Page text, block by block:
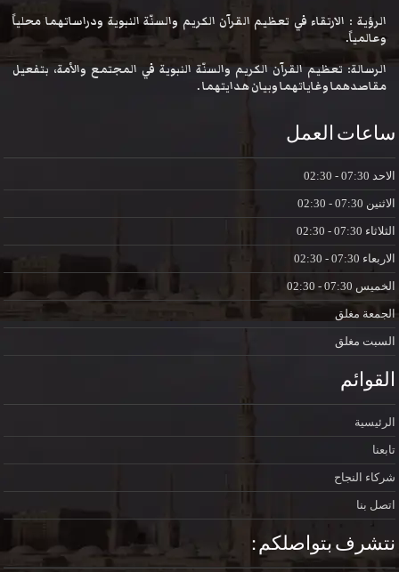
الرؤية : الارتقاء في تعظيم القرآن الكريم والسنّة النبوية ودراساتهما محلياً
وعالمياً.
الرسالة: تعظيم القرآن الكريم والسنّة النبوية في المجتمع والأمة، بتفعيل
مقاصدهما وغاياتهما وبيان هدايتهما .
ساعات العمل
الاحد
الاثنين
الثلاثاء
الاربعاء
الخميس
الجمعة مغلق
السبت مغلق
القوائم
الرئيسية
تابعنا
شركاء النجاح
اتصل بنا
نتشرف بتواصلكم :